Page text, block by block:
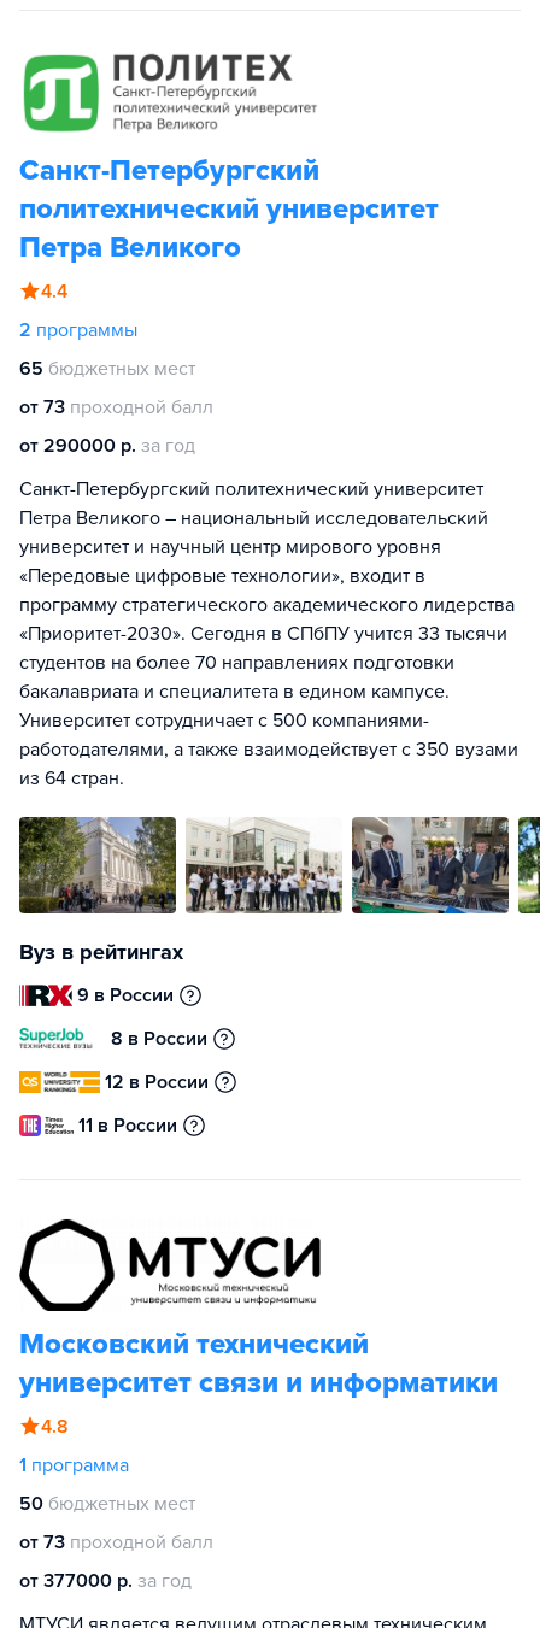
Санкт-Петербургский
политехнический университет
Петра Великого
4.4
2 программы
65 бюджетных мест
от 73 проходной балл
от 290000 р. за год
Санкт-Петербургский политехнический университет
Петра Великого – национальный исследовательский
университет и научный центр мирового уровня
«Передовые цифровые технологии», входит в
программу стратегического академического лидерства
«Приоритет-2030». Сегодня в СПбПУ учится 33 тысячи
студентов на более 70 направлениях подготовки
бакалавриата и специалитета в едином кампусе.
Университет сотрудничает с 500 компаниями-
работодателями, а также взаимодействует с 350 вузами
из 64 стран.
Вуз в рейтингах
9 в России
8 в России
12 в России
11 в России
Московский технический
университет связи и информатики
4.8
1 программа
50 бюджетных мест
от 73 проходной балл
от 377000 р. за год